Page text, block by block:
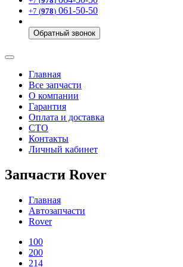
+7 (978) 061-50-50
Обратный звонок
Главная
Все запчасти
О компании
Гарантия
Оплата и доставка
СТО
Контакты
Личный кабинет
Запчасти Rover
Главная
Автозапчасти
Rover
100
200
214